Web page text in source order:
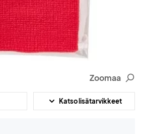
Zoomaa
Katso lisätarvikkeet